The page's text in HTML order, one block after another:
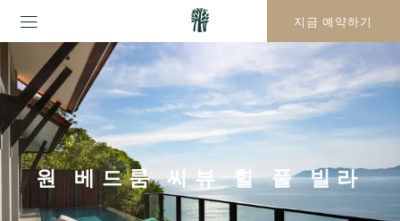
지금 예약하기
원 베드룸 씨뷰 힐 풀 빌라